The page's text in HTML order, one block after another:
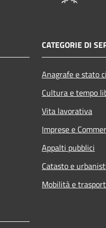
CATEGORIE DI
Anagrafe e stato
Cultura e tempo
Vita lavorativa
Imprese e
Appalti pubblici
Catasto e
Mobilità e